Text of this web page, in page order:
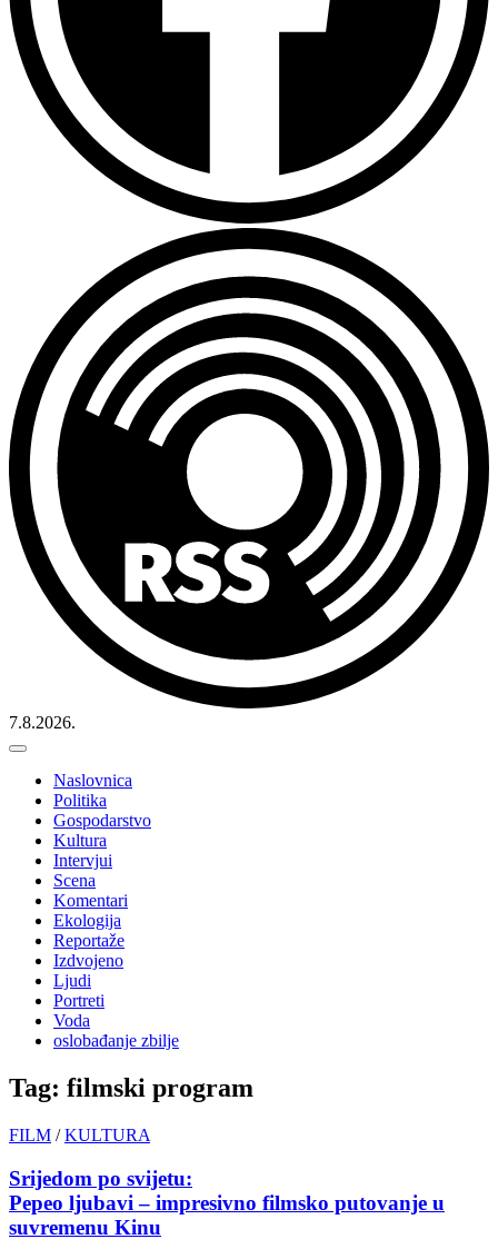
7.8.2026.
Naslovnica
Politika
Gospodarstvo
Kultura
Intervjui
Scena
Komentari
Ekologija
Reportaže
Izdvojeno
Ljudi
Portreti
Voda
oslobađanje zbilje
Tag: filmski program
FILM /KULTURA
Srijedom po svijetu:
Pepeo ljubavi – impresivno filmsko putovanje u
suvremenu Kinu